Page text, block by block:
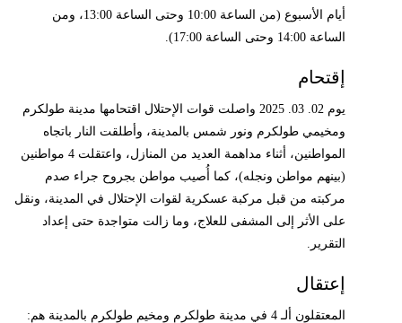
أيام الأسبوع (من الساعة 10:00 وحتى الساعة 13:00، ومن
الساعة 14:00 وحتى الساعة 17:00).
إقتحام
يوم 02. 03. 2025 واصلت قوات الإحتلال اقتحامها مدينة طولكرم
ومخيمي طولكرم ونور شمس بالمدينة، وأطلقت النار باتجاه
المواطنين، أثناء مداهمة العديد من المنازل، واعتقلت 4 مواطنين
(بينهم مواطن ونجله)، كما أُصيب مواطن بجروح جراء صدم
مركبته من قبل مركبة عسكرية لقوات الإحتلال في المدينة، ونقل
على الأثر إلى المشفى للعلاج، وما زالت متواجدة حتى إعداد
التقرير.
إعتقال
المعتقلون ألـ 4 في مدينة طولكرم ومخيم طولكرم بالمدينة هم: